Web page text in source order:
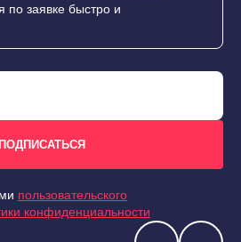
по заявке быстро и
пользовательского
конфиденциальности